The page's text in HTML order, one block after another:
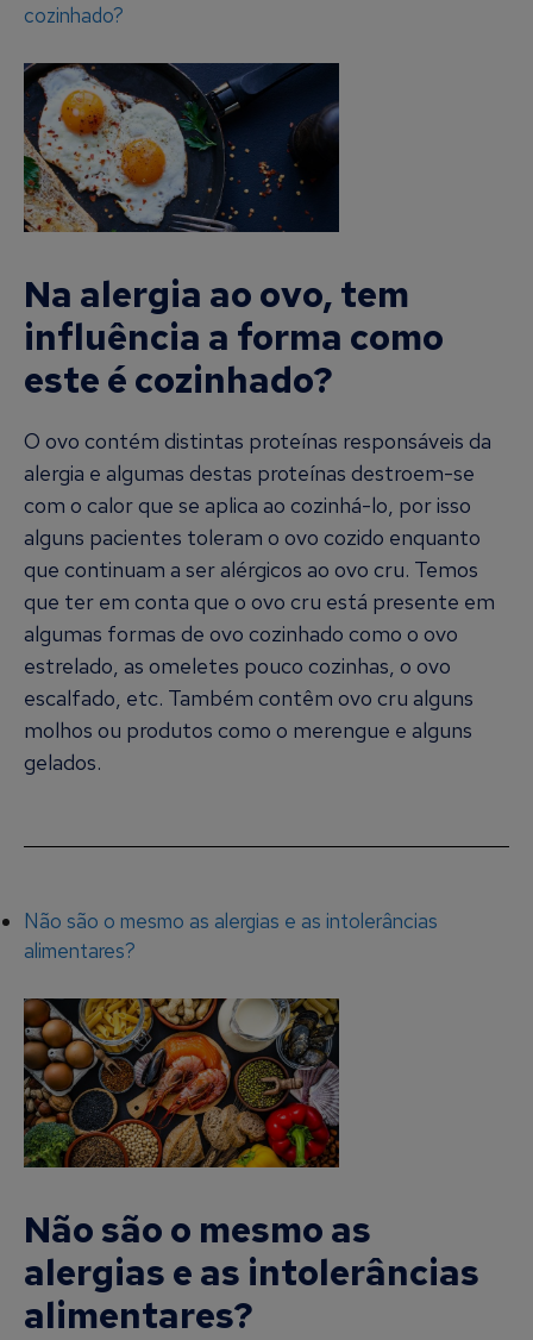
cozinhado?
Na alergia ao ovo, tem
influência a forma como
este é cozinhado?
O ovo contém distintas proteínas responsáveis da
alergia e algumas destas proteínas destroem-se
com o calor que se aplica ao cozinhá-lo, por isso
alguns pacientes toleram o ovo cozido enquanto
que continuam a ser alérgicos ao ovo cru. Temos
que ter em conta que o ovo cru está presente em
algumas formas de ovo cozinhado como o ovo
estrelado, as omeletes pouco cozinhas, o ovo
escalfado, etc. Também contêm ovo cru alguns
molhos ou produtos como o merengue e alguns
gelados.
Não são o mesmo as alergias e as intolerâncias
alimentares?
Não são o mesmo as
alergias e as intolerâncias
alimentares?